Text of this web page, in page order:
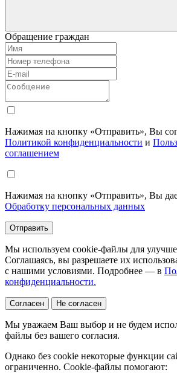
Обращение граждан
Нажимая на кнопку «Отправить», Вы
Политикой конфиденциальности и
соглашением
Нажимая на кнопку «Отправить», Вы
Обработку персональных данных
Отправить
Мы используем cookie-файлы для
Соглашаясь, вы разрешаете их
с нашими условиями. Подробнее — в
конфиденциальности.
Согласен Не согласен
Мы уважаем Ваш выбор и не будем
файлы без вашего согласия.
Однако без cookie некоторые функции
ограниченно. Cookie-файлы помогают: